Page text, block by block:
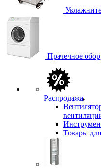
Прачечное
Распродажа
Товары